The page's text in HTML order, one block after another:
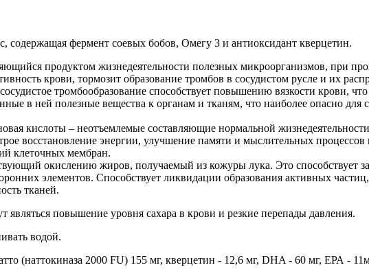
содержащая фермент соевых бобов, Омегу 3 и антиоксидант кверцетин.
продуктом жизнедеятельности полезных микроорганизмов, при
крови, тормозит образование тромбов в сосудистом русле и их
тромбообразование способствует повышению вязкости крови,
в ней полезные вещества к органам и тканям, что наиболее опасно
кислоты – неотъемлемые составляющие нормальной
восстановление энергии, улучшение памяти и мыслительных
клеточных мембран.
окислению жиров, получаемый из кожуры лука. Это способствует
элементов. Способствует ликвидации образования активных
тканей.
повышение уровня сахара в крови и резкие перепады давления.
водой.
(наттокиназа 2000 FU) 155 мг, кверцетин - 12,6 мг, DHA - 60 мг, ЕРА -